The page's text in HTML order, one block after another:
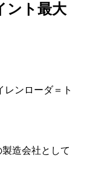
ント最大
レンローダ＝ト
造会社として